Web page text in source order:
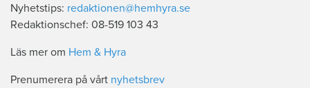
Nyhetstips: redaktionen@hemhyra.se
Redaktionschef: 08-519 103 43
Läs mer om Hem & Hyra
Prenumerera på vårt nyhetsbrev